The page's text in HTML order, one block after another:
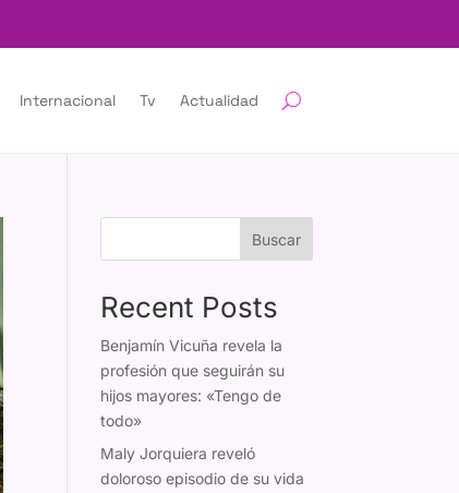
Internacional Tv Actualidad
Buscar
Recent Posts
Benjamín Vicuña revela la
profesión que seguirán su
hijos mayores: «Tengo de
todo»
Maly Jorquiera reveló
doloroso episodio de su vida